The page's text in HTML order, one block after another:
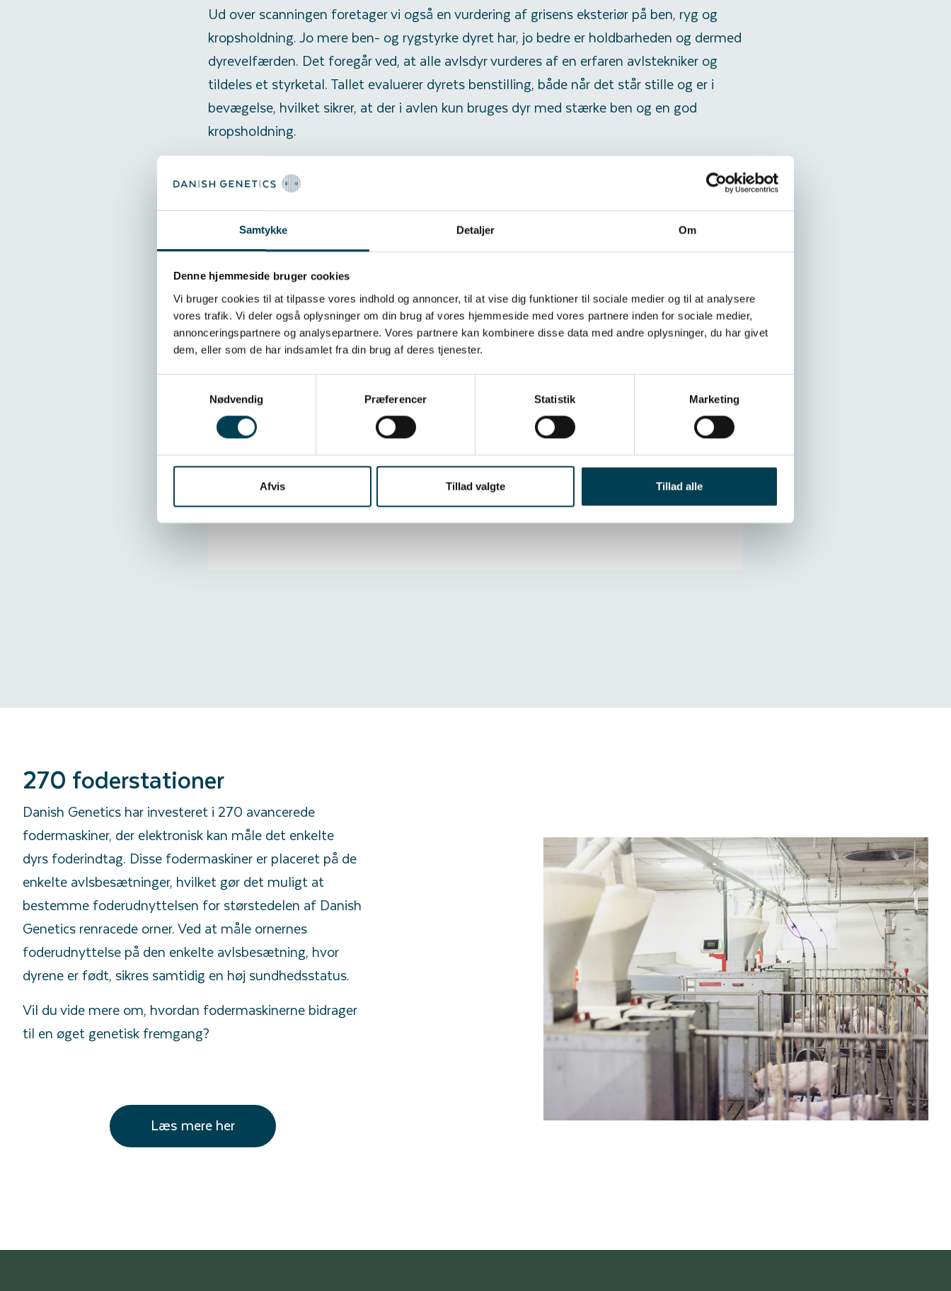
Samtykke Detaljer Om
Denne hjemmeside bruger cookies
Vi bruger cookies til at tilpasse vores indhold og annoncer, til at vise dig funktioner til sociale medier og til at analysere
vores trafik. Vi deler også oplysninger om din brug af vores hjemmeside med vores partnere inden for sociale medier,
annonceringspartnere og analysepartnere. Vores partnere kan kombinere disse data med andre oplysninger, du har givet
dem, eller som de har indsamlet fra din brug af deres tjenester.
Nødvendig
Præferencer Statistik Marketing
Afvis Tillad valgte Tillad alle
Ud over scanningen foretager vi også en vurdering af grisens eksteriør på ben, ryg og
kropsholdning. Jo mere ben- og rygstyrke dyret har, jo bedre er holdbarheden og dermed
dyrevelfærden. Det foregår ved, at alle avlsdyr vurderes af en erfaren avlstekniker og
tildeles et styrketal. Tallet evaluerer dyrets benstilling, både når det står stille og er i
bevægelse, hvilket sikrer, at der i avlen kun bruges dyr med stærke ben og en god
kropsholdning.
tid samt øger datakvaliteten. Dataene bruges til at beregne den genetiske værdi på
dyret igennem et indekstal, som bliver beregnet af vores genetikere én gang om ugen.
Samtykke til marketingscookies er påkrævet for at se videon.
270 foderstationer
Danish Genetics har investeret i 270 avancerede
fodermaskiner, der elektronisk kan måle det enkelte
dyrs foderindtag. Disse fodermaskiner er placeret på de
enkelte avlsbesætninger, hvilket gør det muligt at
bestemme foderudnyttelsen for størstedelen af Danish
Genetics renracede orner. Ved at måle ornernes
foderudnyttelse på den enkelte avlsbesætning, hvor
dyrene er født, sikres samtidig en høj sundhedsstatus.
Vil du vide mere om, hvordan fodermaskinerne bidrager
til en øget genetisk fremgang?
Læs mere her